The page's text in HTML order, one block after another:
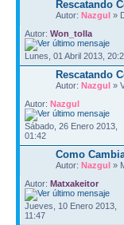
Rescatando
Autor: Nazgul »
Autor: Won_tolla
Lunes, 01 Abril 2013,
Rescatando
Autor: Nazgul »
Autor: Nazgul
Sábado, 26 Enero 2013,
01:42
Como
Autor: Nazgul »
Autor: Matxakeitor
Jueves, 10 Enero 2013,
11:47